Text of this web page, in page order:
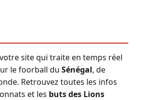
site qui traite en temps réel
le foorball du Sénégal, de
Retrouvez toutes les infos
et les buts des Lions